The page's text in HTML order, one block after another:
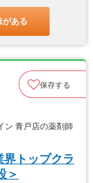
がある
保存する
ン 青戸店の薬剤師
界トップクラ
＞